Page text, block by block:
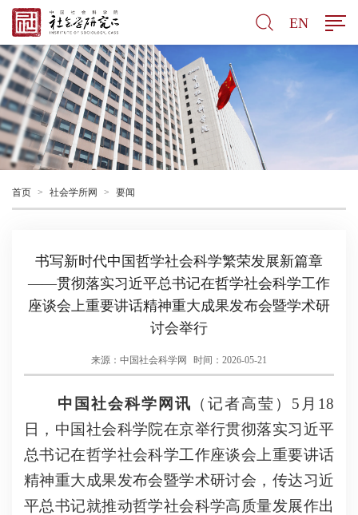
EN
首页 > 社会学所网 > 要闻
书写新时代中国哲学社会科学繁荣发展新篇章
——贯彻落实习近平总书记在哲学社会科学工作
座谈会上重要讲话精神重大成果发布会暨学术研
讨会举行
来源：中国社会科学网 时间：2026-05-21
中国社会科学网讯 （记者高莹）5月18
日，中国社会科学院在京举行贯彻落实习近平
总书记在哲学社会科学工作座谈会上重要讲话
精神重大成果发布会暨学术研讨会，传达习近
平总书记就推动哲学社会科学高质量发展作出